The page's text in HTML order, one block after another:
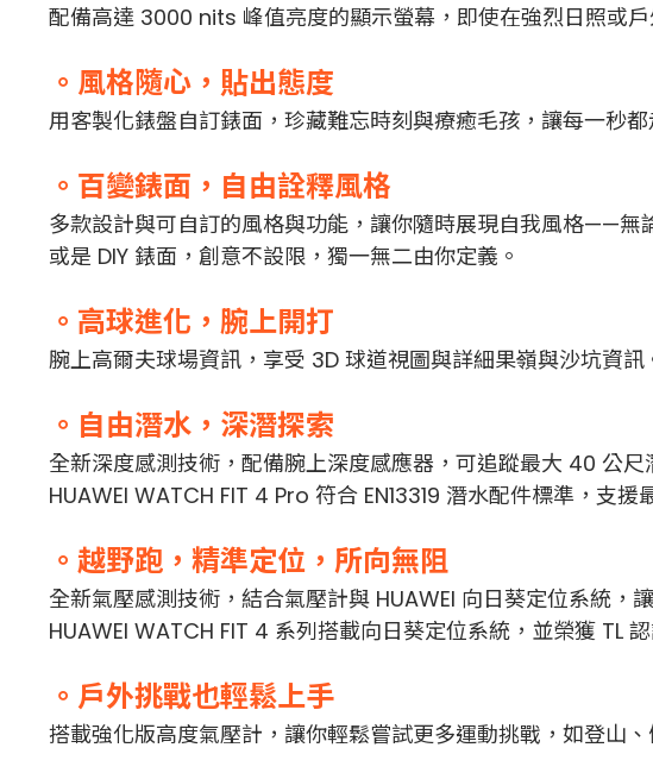
配備高達 3000 nits 峰值亮度的顯示螢幕，即使在強烈日照或
。風格隨心，貼出態度
用客製化錶盤自訂錶面，珍藏難忘時刻與療癒毛孩，讓每一秒
。百變錶面，自由詮釋風格
多款設計與可自訂的風格與功能，讓你隨時展現自我風格——
或是 DIY 錶面，創意不設限，獨一無二由你定義。
。高球進化，腕上開打
腕上高爾夫球場資訊，享受 3D 球道視圖與詳細果嶺與沙坑資訊
。自由潛水，深潛探索
全新深度感測技術，配備腕上深度感應器，可追蹤最大 40 公
HUAWEI WATCH FIT 4 Pro 符合 EN13319 潛水配件標準，支援
。越野跑，精準定位，所向無阻
全新氣壓感測技術，結合氣壓計與 HUAWEI 向日葵定位系統，
HUAWEI WATCH FIT 4 系列搭載向日葵定位系統，並榮獲 TL
。戶外挑戰也輕鬆上手
搭載強化版高度氣壓計，讓你輕鬆嘗試更多運動挑戰，如登山